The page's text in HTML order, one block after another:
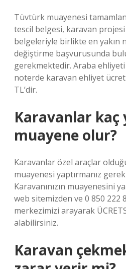
Tüvtürk muayenesi
tescil belgesi, karavan
belgeleriyle birlikte en yakın
değiştirme başvurusunda
gerekmektedir. Araba
noterde karavan ehliyet ücreti
TL’dir.
Karavanlar kaç
muayene olur?
Karavanlar özel araçlar
muayenesi yaptırmanız
Karavanınızın muayenesini
web sitemizden ve 0 850 222
merkezimizi arayarak
alabilirsiniz.
Karavan